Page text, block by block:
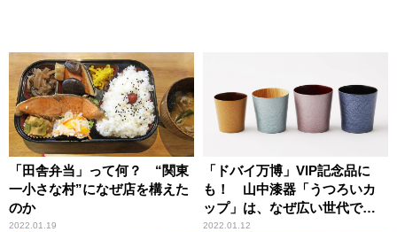
「田舎弁当」って何？ “関東
一小さな村”になぜ店を構えた
のか
2022.01.19
「ドバイ万博」VIP記念品に
も！ 山中漆器「うつろいカ
ップ」は、なぜ広い世代で人
気なのか
2022.01.12